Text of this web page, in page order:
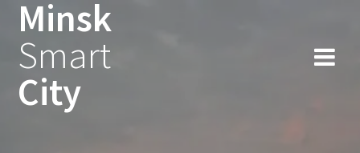
Minsk
Smart
City